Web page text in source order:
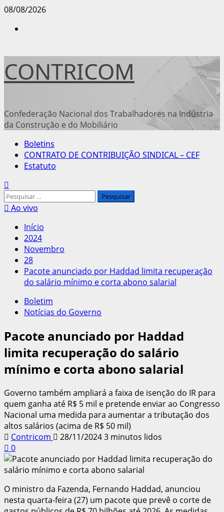
Avançar
08/08/2026
CONTRICOM
Confederação Nacional dos Trabalhadores na Indústria
da Construção e do Mobiliário
Menu
principal
Boletins
CONTRATO DE CONTRIBUIÇÃO SINDICAL – CEF
Estatuto
Pesquisar
por:Ao vivo
Início
2024
Novembro
28
Pacote anunciado por Haddad limita recuperação
do salário mínimo e corta abono salarial
Boletim
Notícias do Governo
Pacote anunciado por Haddad
limita recuperação do salário
mínimo e corta abono salarial
Governo também ampliará a faixa de isenção do IR para
quem ganha até R$ 5 mil e pretende enviar ao Congresso
Nacional uma medida para aumentar a tributação dos
altos salários (acima de R$ 50 mil)
Contricom
28/11/20243 minutos lidos
0
O ministro da Fazenda, Fernando Haddad, anunciou
nesta quarta-feira (27) um pacote que prevê o corte de